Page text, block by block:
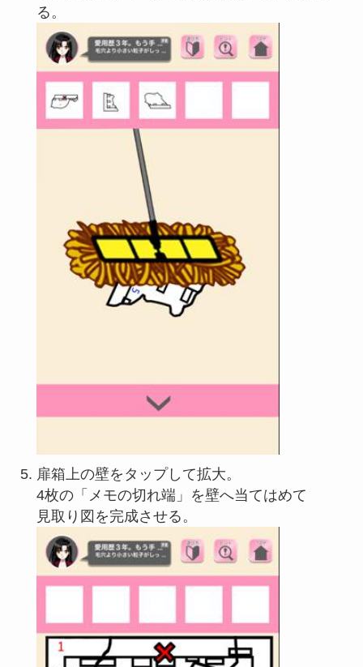
る。
扉箱上の壁をタップして拡大。
4枚の「メモの切れ端」を壁へ当てはめて
見取り図を完成させる。